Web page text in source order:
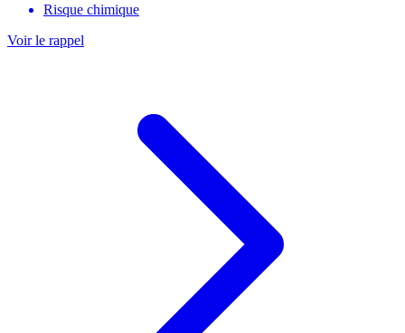
Risque chimique
Voir le rappel